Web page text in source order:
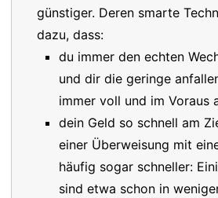
günstiger. Deren smarte
dazu, dass:
du immer den echten
und dir die geringe
immer voll und im Voraus
dein Geld so schnell am
einer Überweisung mit
häufig sogar schneller:
sind etwa schon in